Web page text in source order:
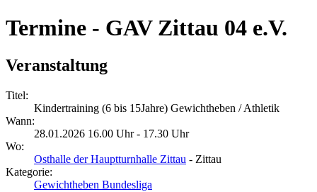
Termine - GAV Zittau 04 e.V.
Veranstaltung
Titel:
Kindertraining (6 bis 15Jahre) Gewichtheben / Athletik
Wann:
28.01.2026 16.00 Uhr - 17.30 Uhr
Wo:
Osthalle der Hauptturnhalle Zittau - Zittau
Kategorie:
Gewichtheben Bundesliga